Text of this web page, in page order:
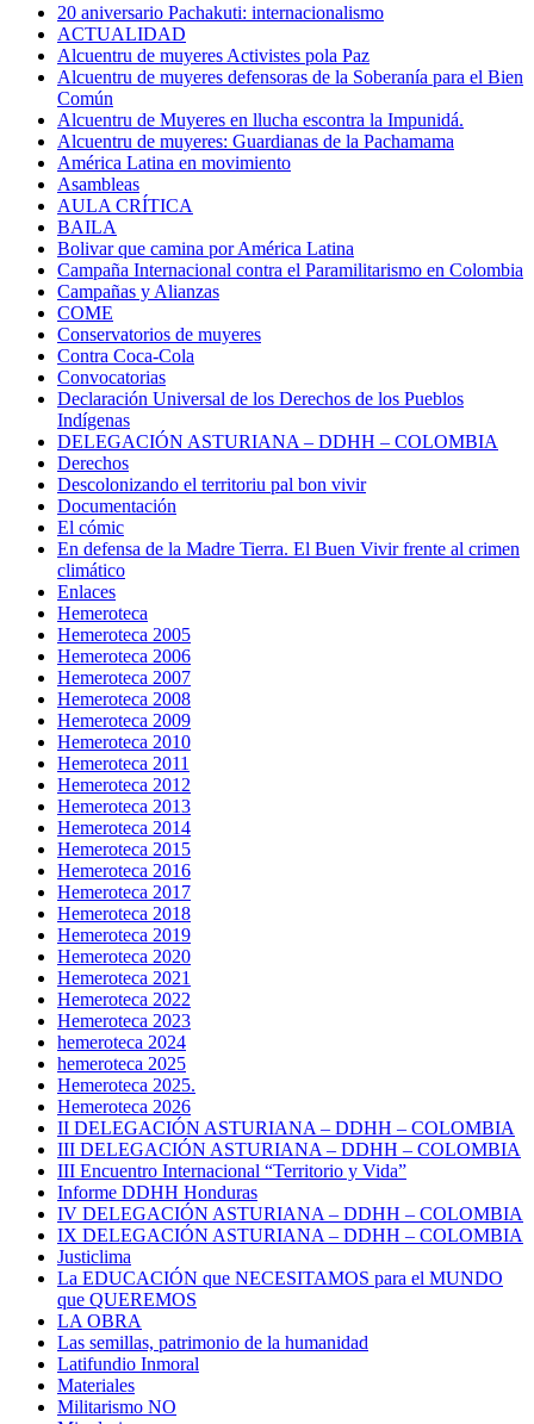
20 aniversario Pachakuti: internacionalismo
ACTUALIDAD
Alcuentru de muyeres Activistes pola Paz
Alcuentru de muyeres defensoras de la Soberanía para el Bien
Común
Alcuentru de Muyeres en llucha escontra la Impunidá.
Alcuentru de muyeres: Guardianas de la Pachamama
América Latina en movimiento
Asambleas
AULA CRÍTICA
BAILA
Bolivar que camina por América Latina
Campaña Internacional contra el Paramilitarismo en Colombia
Campañas y Alianzas
COME
Conservatorios de muyeres
Contra Coca-Cola
Convocatorias
Declaración Universal de los Derechos de los Pueblos
Indígenas
DELEGACIÓN ASTURIANA – DDHH – COLOMBIA
Derechos
Descolonizando el territoriu pal bon vivir
Documentación
El cómic
En defensa de la Madre Tierra. El Buen Vivir frente al crimen
climático
Enlaces
Hemeroteca
Hemeroteca 2005
Hemeroteca 2006
Hemeroteca 2007
Hemeroteca 2008
Hemeroteca 2009
Hemeroteca 2010
Hemeroteca 2011
Hemeroteca 2012
Hemeroteca 2013
Hemeroteca 2014
Hemeroteca 2015
Hemeroteca 2016
Hemeroteca 2017
Hemeroteca 2018
Hemeroteca 2019
Hemeroteca 2020
Hemeroteca 2021
Hemeroteca 2022
Hemeroteca 2023
hemeroteca 2024
hemeroteca 2025
Hemeroteca 2025.
Hemeroteca 2026
II DELEGACIÓN ASTURIANA – DDHH – COLOMBIA
III DELEGACIÓN ASTURIANA – DDHH – COLOMBIA
III Encuentro Internacional “Territorio y Vida”
Informe DDHH Honduras
IV DELEGACIÓN ASTURIANA – DDHH – COLOMBIA
IX DELEGACIÓN ASTURIANA – DDHH – COLOMBIA
Justiclima
La EDUCACIÓN que NECESITAMOS para el MUNDO
que QUEREMOS
LA OBRA
Las semillas, patrimonio de la humanidad
Latifundio Inmoral
Materiales
Militarismo NO